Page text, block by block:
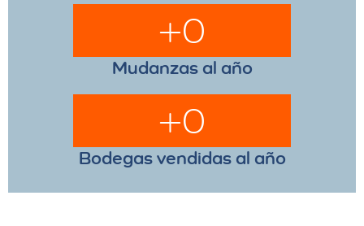
Mudanzas al año
+0
Bodegas vendidas al año
+0